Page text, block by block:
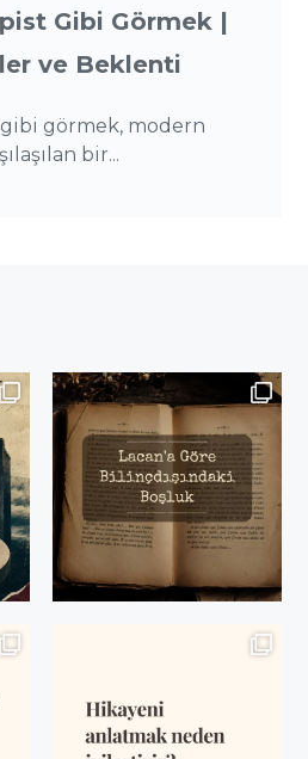
Gibi Görmek |
ve Beklenti
görmek, modern
bir...